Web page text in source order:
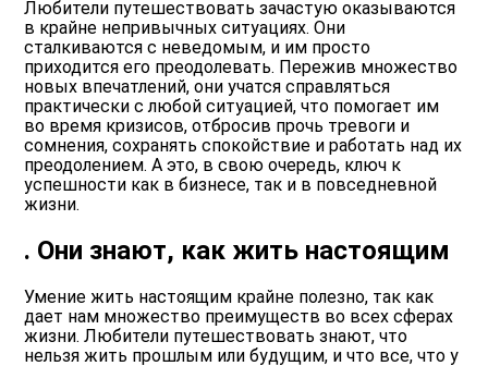
Любители путешествовать зачастую оказываются
в крайне непривычных ситуациях. Они
сталкиваются с неведомым, и им просто
приходится его преодолевать. Пережив множество
новых впечатлений, они учатся справляться
практически с любой ситуацией, что помогает им
во время кризисов, отбросив прочь тревоги и
сомнения, сохранять спокойствие и работать над их
преодолением. А это, в свою очередь, ключ к
успешности как в бизнесе, так и в повседневной
жизни.
. Они знают, как жить настоящим
Умение жить настоящим крайне полезно, так как
дает нам множество преимуществ во всех сферах
жизни. Любители путешествовать знают, что
нельзя жить прошлым или будущим, и что все, что у